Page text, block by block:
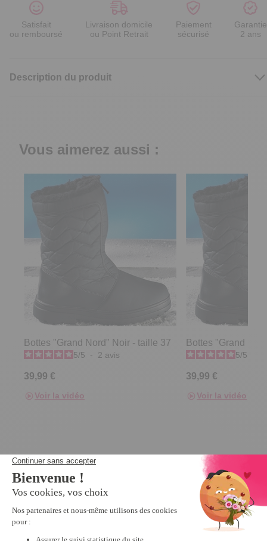
Satisfait
ou remboursé
Livraison domicile
ou Point Retrait
Paiement
sécurisé
Garantie
2 ans
Description du produit
Vous aimerez aussi :
Bottes "Grand Nord" Noir - taille 37
5/5 - 2 avis
39,99 €
Voir la vidéo
Bottes "Grand
5/5
39,99 €
Voir la vidéo
Nous vous recommandons
Promo